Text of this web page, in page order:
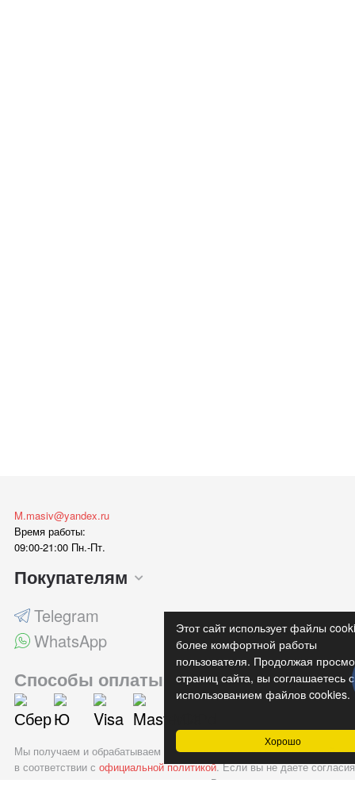
Хорошо
Этот сайт использует файлы
более комфортной работы
пользователя. Продолжая
страниц сайта, вы соглашаетесь с
использованием файлов cookies.
M.masiv@yandex.ru
Время работы:
09:00-21:00 Пн.-Пт.
Покупателям
Telegram
WhatsApp
Способы оплаты
Мы получаем и обрабатываем персональные данные посетителей
в соответствии софициальной политикой. Если вы не даете
обработку своих персональных данных, Вам необходимо покинуть